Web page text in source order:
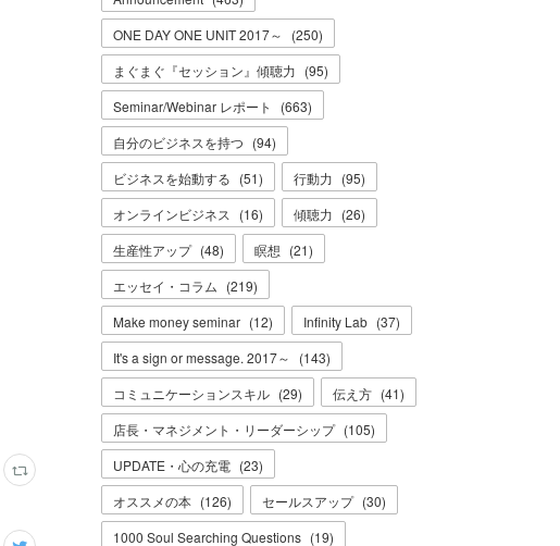
ONE DAY ONE UNIT 2017～
(250)
まぐまぐ『セッション』傾聴力 (95)
Seminar/Webinar レポート
(663)
自分のビジネスを持つ (94)
ビジネスを始動する (51) 行動力 (95)
オンラインビジネス
(16) 傾聴力 (26)
生産性アップ (48) 瞑想 (21)
エッセイ・コラム (219)
Make money seminar (12) Infinity Lab (37)
It's a sign or message. 2017～
(143)
コミュニケーションスキル (29) 伝え方 (41)
店長・マネジメント・リーダーシップ (105)
UPDATE・心の充電 (23)
オススメの本 (126) セールスアップ (30)
1000 Soul Searching Questions (19)